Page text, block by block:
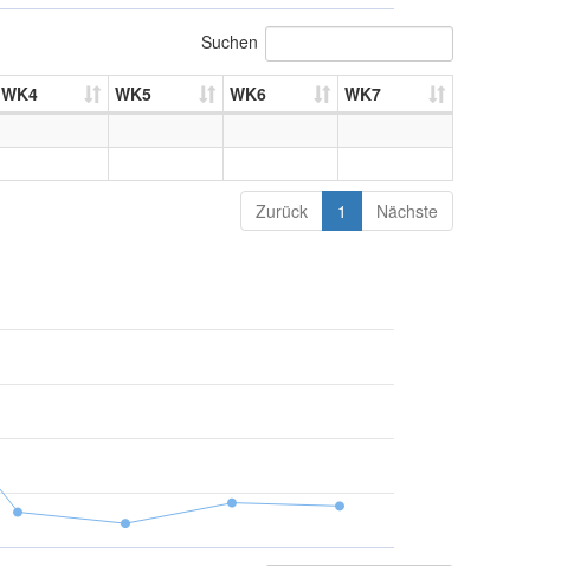
Suchen
WK4 WK5 WK6 WK7
Zurück 1 Nächste